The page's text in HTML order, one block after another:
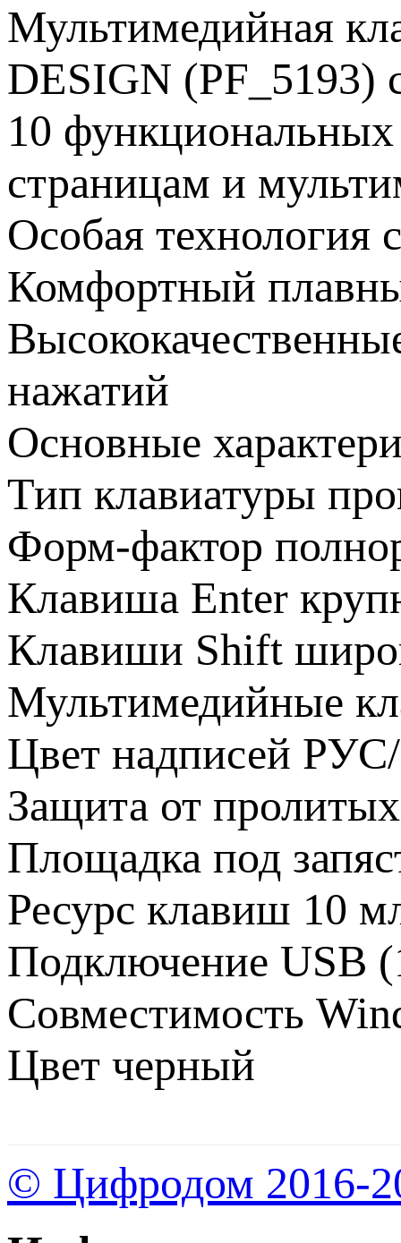
Мультимедийная
DESIGN (PF_5193)
10
страницам и
Особая
Комфортный
нажатий
Основные
Тип клавиатуры
Форм-фактор
Клавиша Enter
Клавиши Shift
Мультимедийные
Цвет надписей
Защита от
Площадка под
Ресурс клавиш 10
Подключение USB
Совместимость
Цвет черный
© Цифродом 2016-